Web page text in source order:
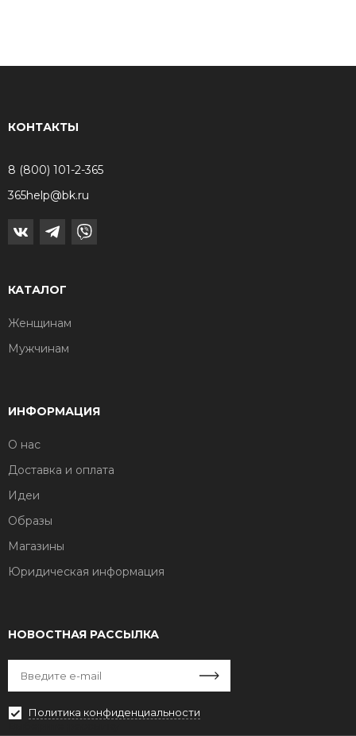
КОНТАКТЫ
8 (800) 101-2-365
365help@bk.ru
КАТАЛОГ
Женщинам
Мужчинам
ИНФОРМАЦИЯ
О нас
Доставка и оплата
Идеи
Образы
Магазины
Юридическая информация
НОВОСТНАЯ РАССЫЛКА
Политика конфиденциальности